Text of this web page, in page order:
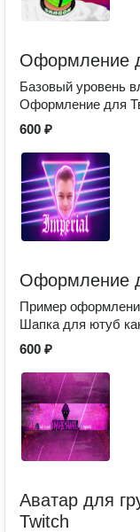
Оформление
Базовый уровень
Оформление для
600 ₽
Оформление
Пример
Шапка для ютуб
600 ₽
Аватар для
Twitch